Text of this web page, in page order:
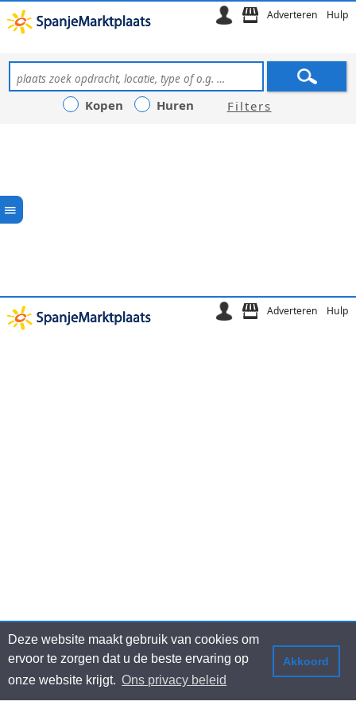
Deze website maakt gebruik van cookies om
ervoor te zorgen dat u de beste ervaring op
onze website krijgt. Ons privacy beleid
Akkoord
Adverteren Hulp
Kopen Huren Filters
Adverteren Hulp